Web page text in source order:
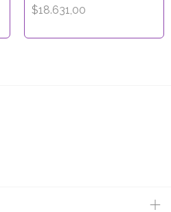
$18.631,00